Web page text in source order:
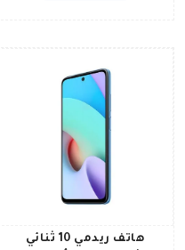
هاتف ريدمي 10 ثنائي